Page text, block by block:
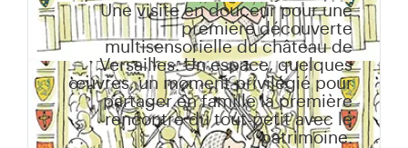
Une visite en douceur pour une
première découverte
multisensorielle du château de
Versailles. Un espace, quelques
œuvres, un moment privilégié pour
partager en famille la première
rencontre du tout-petit avec le
patrimoine.